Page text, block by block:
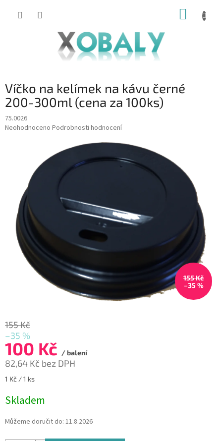
KOŠÍK
Víčko na kelímek na kávu černé
200-300ml (cena za 100ks)
75.0026
Průměrné
hvězdiček.
Neohodnoceno Podrobnosti hodnocení
155 Kč
–35 %
155 Kč
–35 %
100 Kč / balení
82,64 Kč bez DPH
Měrná
1 Kč / 1 ks
Skladem
Můžeme doručit do: 11.8.2026